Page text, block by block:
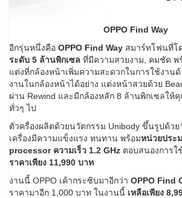
OPPO Find Way
อีกรุ่นหนึ่งคือ OPPO Find Way สมาร์ทโฟนที่โ
ระดับ 5 ล้านพิกเซล ที่มีความสวยงาม, คมชัด พ
แต่งที่กล้องหน้าเพิ่มความสะดวกในการใช้งาน
งานในกล้องหน้าได้อย่าง แต่งหน้าสวยด้วย
ผ่าน Rewind และมีกล้องหลัก 8 ล้านพิกเซลให้
ทั่วๆ ไป
ตัวครื่องผลิตด้วยนวัตกรรม Unibody ขึ้นรูปด้ว
เครื่องมีความแข็งแรง ทนทาน พร้อมหน่วยประ
processor ความเร็ว 1.2 GHz ตอบสนองการใ
ราคาเพียง 11,990 บาท
งานนี้ OPPO เค้ากระซิบมาอีกว่า OPPO Find
ราคามาอีก 1,000 บาท ในงานนี้ เหลือเพียง